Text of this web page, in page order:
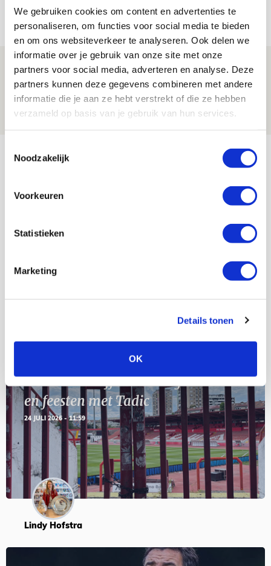
We gebruiken cookies om content en advertenties te
personaliseren, om functies voor social media te bieden
en om ons websiteverkeer te analyseren. Ook delen we
informatie over je gebruik van onze site met onze
partners voor social media, adverteren en analyse. Deze
partners kunnen deze gegevens combineren met andere
informatie die je aan ze hebt verstrekt of die ze hebben
verzameld op basis van je gebruik van hun services.
Noodzakelijk
Voorkeuren
Statistieken
Marketing
Details tonen
OK
05 AUGUSTUS 2026 - 15:35
NIEUWS
Laatste Kaarten Actie Ajax - sc
Heerenveen [UITVERKOCHT]
05 AUGUSTUS 2026 - 15:00
NIEUWS
Selectiedag ballenjongens/-meiden
SEP
Servische maffiabaas in grauwe bak
en feesten met Tadic
24 JULI 2026 - 11:59
Lindy Hofstra